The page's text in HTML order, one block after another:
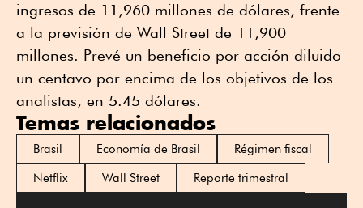
ingresos de 11,960 millones de dólares, frente
a la previsión de Wall Street de 11,900
millones. Prevé un beneficio por acción diluido
un centavo por encima de los objetivos de los
analistas, en 5.45 dólares.
Temas relacionados
Brasil Economía de Brasil
Régimen fiscal
Netflix
Wall Street Reporte trimestral